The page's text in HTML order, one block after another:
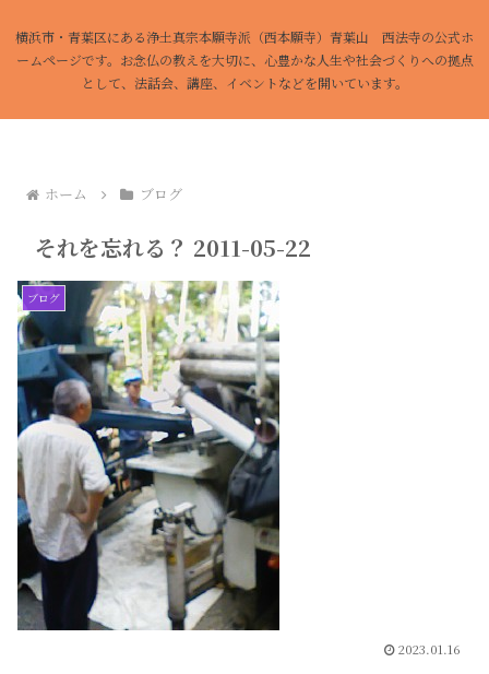
横浜市・青葉区にある浄土真宗本願寺派（西本願寺）青葉山 西法寺の公式ホ
ームページです。お念仏の教えを大切に、心豊かな人生や社会づくりへの拠点
として、法話会、講座、イベントなどを開いています。
ホーム ブログ
それを忘れる？ 2011-05-22
ブログ
2023.01.16